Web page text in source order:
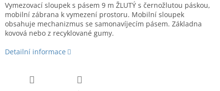
Vymezovací sloupek s pásem 9 m ŽLUTÝ s černožlutou páskou,
mobilní zábrana k vymezení prostoru. Mobilní sloupek
obsahuje mechanizmus se samonavíjecím pásem. Základna
kovová nebo z recyklované gumy.
Detailní informace